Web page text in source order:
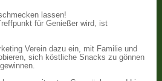
lassen!
für Genießer wird, ist
Verein dazu ein, mit Familie und
sich köstliche Snacks zu gönnen